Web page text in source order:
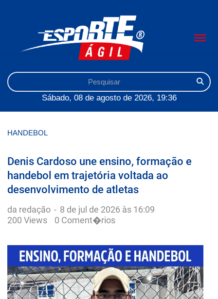
Sábado, 08 de agosto de 2026, 19:36
HANDEBOL
Denis Cardoso une ensino, formação e
handebol em trajetória voltada ao
desenvolvimento de atletas
da redação - 8 de jul de 2026 às 16:09
200 Views
0 Coment�rios